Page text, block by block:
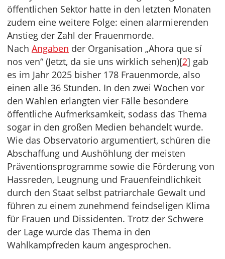
öffentlichen Sektor hatte in den letzten Monaten
zudem eine weitere Folge: einen alarmierenden
Anstieg der Zahl der Frauenmorde.
Nach Angaben der Organisation „Ahora que sí
nos ven“ (Jetzt, da sie uns wirklich sehen)[2] gab
es im Jahr 2025 bisher 178 Frauenmorde, also
einen alle 36 Stunden. In den zwei Wochen vor
den Wahlen erlangten vier Fälle besondere
öffentliche Aufmerksamkeit, sodass das Thema
sogar in den großen Medien behandelt wurde.
Wie das Observatorio argumentiert, schüren die
Abschaffung und Aushöhlung der meisten
Präventionsprogramme sowie die Förderung von
Hassreden, Leugnung und Frauenfeindlichkeit
durch den Staat selbst patriarchale Gewalt und
führen zu einem zunehmend feindseligen Klima
für Frauen und Dissidenten. Trotz der Schwere
der Lage wurde das Thema in den
Wahlkampfreden kaum angesprochen.